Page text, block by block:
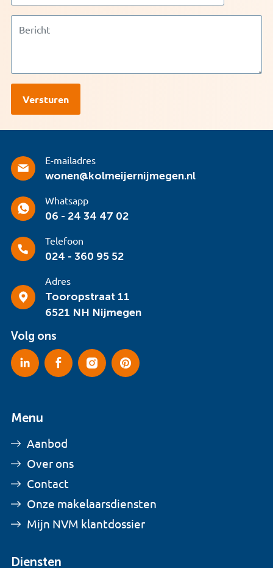
E-mailadres
wonen@kolmeijernijmegen.nl
Whatsapp
06 - 24 34 47 02
Telefoon
024 - 360 95 52
Adres
Tooropstraat 11
6521 NH Nijmegen
Volg ons
Menu
Aanbod
Over ons
Contact
Onze makelaarsdiensten
Mijn NVM klantdossier
Diensten